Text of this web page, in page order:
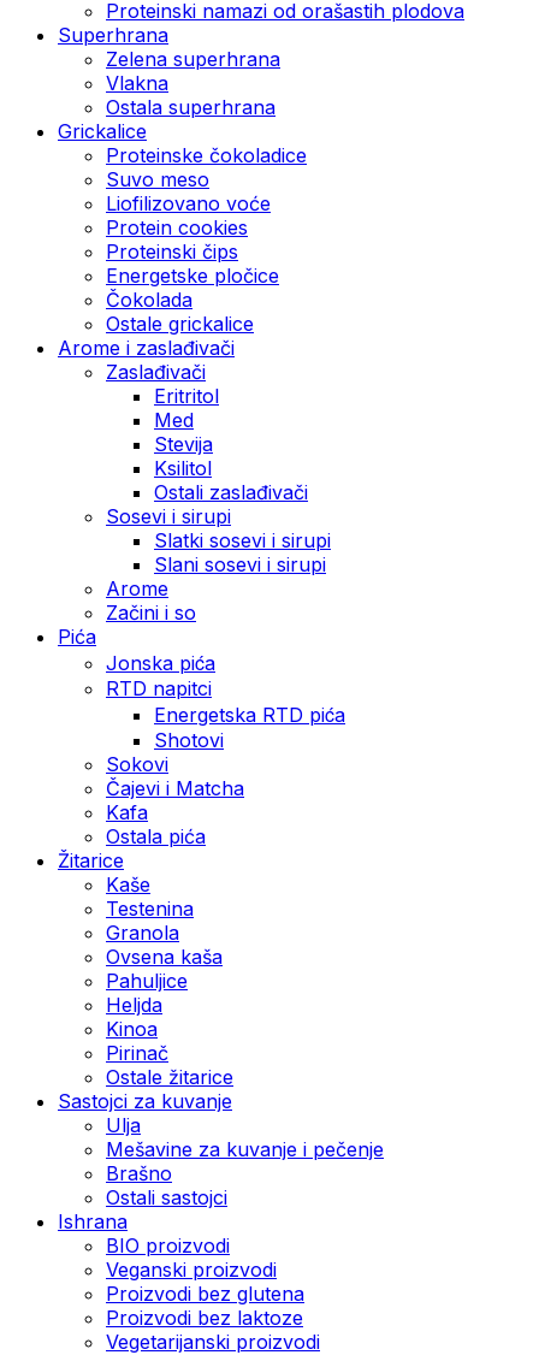
Proteinski namazi od orašastih plodova
Superhrana
Zelena superhrana
Vlakna
Ostala superhrana
Grickalice
Proteinske čokoladice
Suvo meso
Liofilizovano voće
Protein cookies
Proteinski čips
Energetske pločice
Čokolada
Ostale grickalice
Arome i zaslađivači
Zaslađivači
Eritritol
Med
Stevija
Ksilitol
Ostali zaslađivači
Sosevi i sirupi
Slatki sosevi i sirupi
Slani sosevi i sirupi
Arome
Začini i so
Pića
Jonska pića
RTD napitci
Energetska RTD pića
Shotovi
Sokovi
Čajevi i Matcha
Kafa
Ostala pića
Žitarice
Kaše
Testenina
Granola
Ovsena kaša
Pahuljice
Heljda
Kinoa
Pirinač
Ostale žitarice
Sastojci za kuvanje
Ulja
Mešavine za kuvanje i pečenje
Brašno
Ostali sastojci
Ishrana
BIO proizvodi
Veganski proizvodi
Proizvodi bez glutena
Proizvodi bez laktoze
Vegetarijanski proizvodi